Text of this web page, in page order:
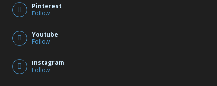
Pinterest
Follow
Youtube
Follow
Instagram
Follow